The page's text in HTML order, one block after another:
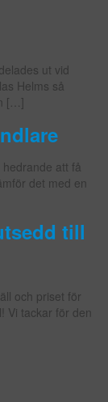
ut vid
Helms så
[…]
att få
det med en
till
och priset för
Vi tackar för den